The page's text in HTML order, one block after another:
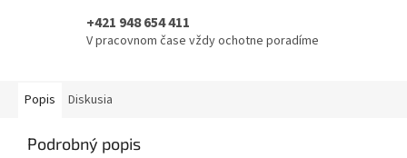
+421 948 654 411
V pracovnom čase vždy ochotne poradíme
Popis Diskusia
Podrobný popis